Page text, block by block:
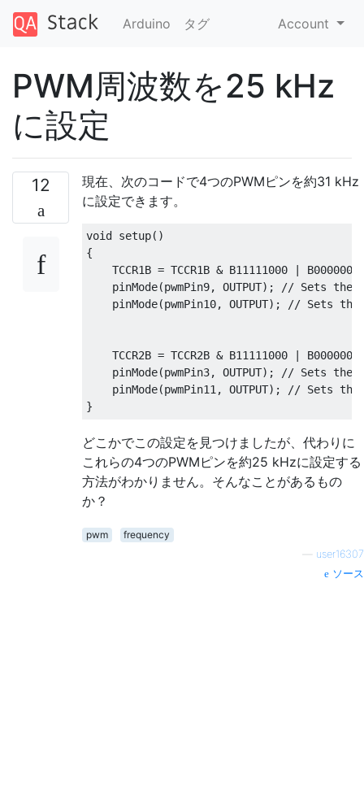
Arduino タグ Account
PWM周波数を25 kHz
に設定
12
現在、次のコードで4つのPWMピンを約31 kHz
に設定できます。
void setup()
{
    TCCR1B
= TCCR1B & B11111000 |
    pinMode
(pwmPin9, OUTPUT);
// Sets the
    pinMode
(pwmPin10, OUTPUT); // Sets the
    TCCR2B
= TCCR2B & B11111000 |
    pinMode
(pwmPin3, OUTPUT);
// Sets the
    pinMode
(pwmPin11 , OUTPUT);
// Sets the
}
どこかでこの設定を見つけましたが、代わりに
これらの4つのPWMピンを約25 kHzに設定する
方法がわかりません。そんなことがあるもの
か？
pwm
frequency
user16307
ソース